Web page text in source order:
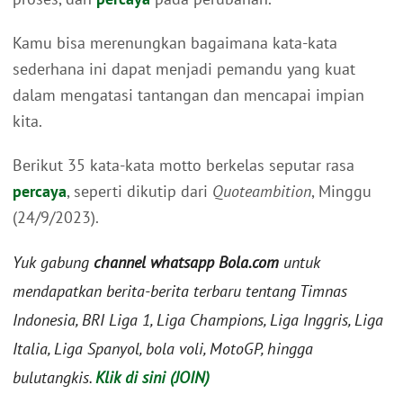
Kamu bisa merenungkan bagaimana kata-kata
sederhana ini dapat menjadi pemandu yang kuat
dalam mengatasi tantangan dan mencapai impian
kita.
Berikut 35 kata-kata motto berkelas seputar rasa
percaya, seperti dikutip dari Quoteambition, Minggu
(24/9/2023).
Yuk gabung channel whatsapp Bola.com untuk
mendapatkan berita-berita terbaru tentang Timnas
Indonesia, BRI Liga 1, Liga Champions, Liga Inggris, Liga
Italia, Liga Spanyol, bola voli, MotoGP, hingga
bulutangkis.Klik di sini (JOIN)